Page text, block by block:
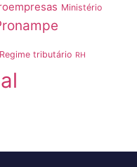
Ministério
Regime tributário RH